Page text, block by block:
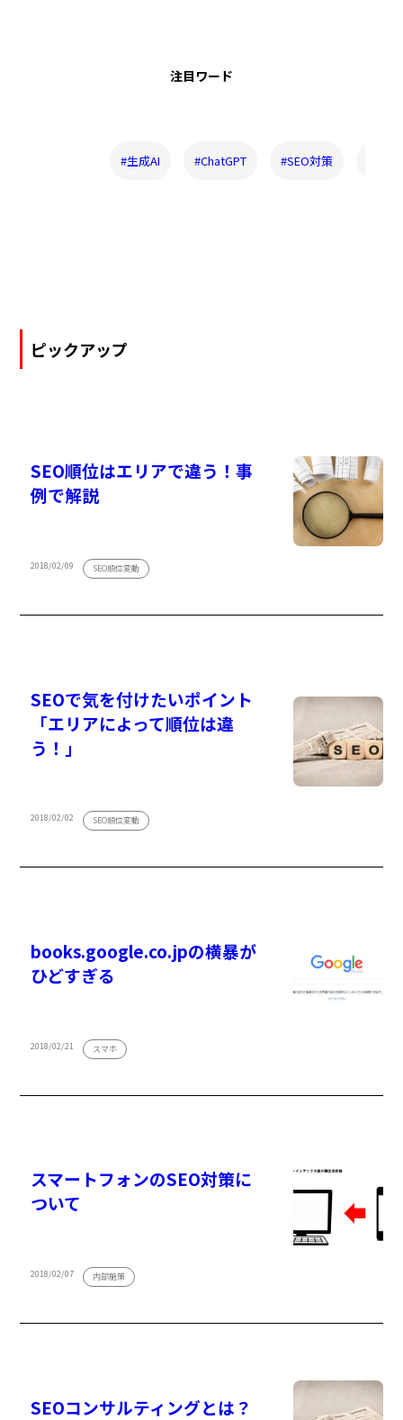
注目ワード
#生成AI #ChatGPT #SEO対策
ピックアップ
SEO順位はエリアで違う！事
例で解説
2018/02/09 SEO順位変動
SEOで気を付けたいポイント
「エリアによって順位は違
う！」
2018/02/02 SEO順位変動
books.google.co.jpの横暴が
ひどすぎる
2018/02/21 スマホ
スマートフォンのSEO対策に
ついて
2018/02/07 内部施策
SEOコンサルティングとは？